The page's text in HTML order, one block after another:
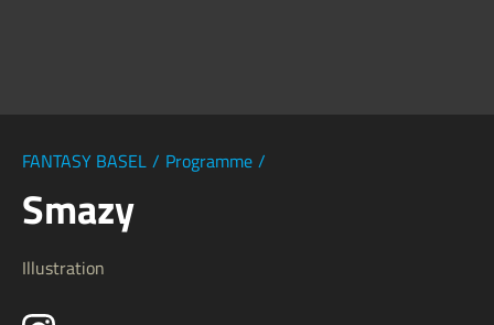
FANTASY BASEL / Programme /
Smazy
Illustration